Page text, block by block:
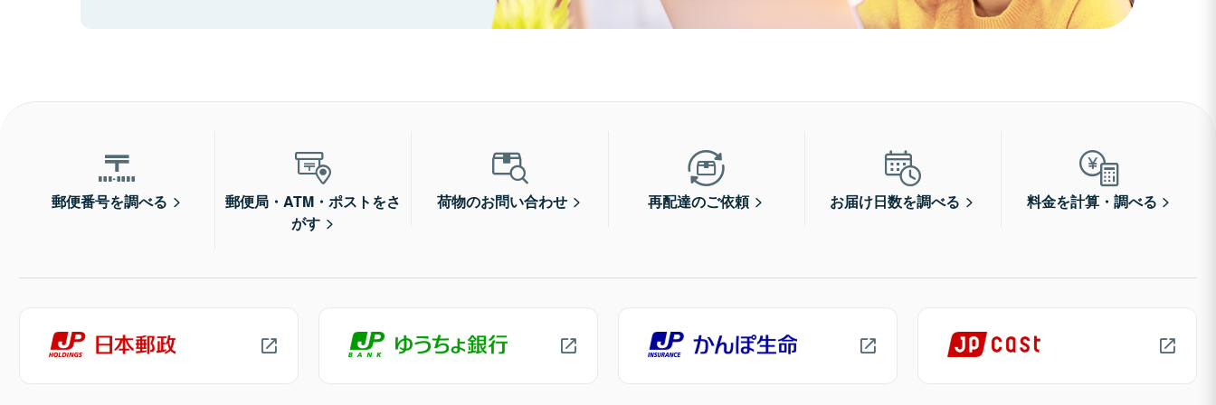
郵便番号を調べる
郵便局・ATM・ポストをさ
がす
荷物のお問い合わせ 再配達のご依頼 お届け日数を調べる 料金を計算・調べる